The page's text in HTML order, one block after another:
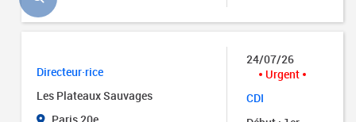
Directeur·rice
Les Plateaux Sauvages
24/07/26
Urgent
CDI